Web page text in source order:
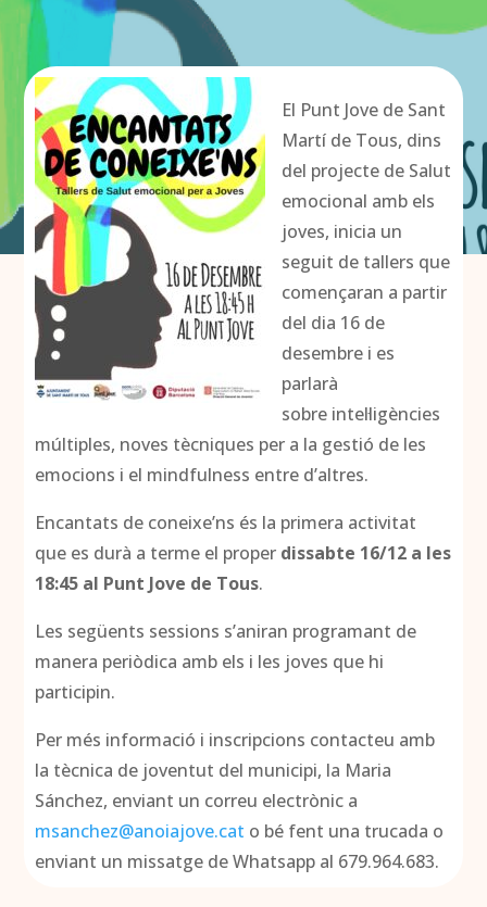
El Punt Jove de Sant
Martí de Tous, dins
del projecte de Salut
emocional amb els
joves, inicia un
seguit de tallers que
començaran a partir
del dia 16 de
desembre i es
parlarà
sobre intel·ligències
múltiples, noves tècniques per a la gestió de les
emocions i el mindfulness entre d’altres.
Encantats de coneixe’ns és la primera activitat
que es durà a terme el proper dissabte 16/12 a les
18:45 al Punt Jove de Tous.
Les següents sessions s’aniran programant de
manera periòdica amb els i les joves que hi
participin.
Per més informació i inscripcions contacteu amb
la tècnica de joventut del municipi, la Maria
Sánchez, enviant un correu electrònic a
msanchez@anoiajove.cat o bé fent una trucada o
enviant un missatge de Whatsapp al 679.964.683.